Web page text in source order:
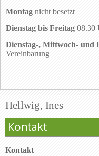
Montag nicht besetzt
Dienstag bis Freitag 08.30
Dienstag-, Mittwoch- und
Vereinbarung
Hellwig, Ines
Kontakt
Kontakt